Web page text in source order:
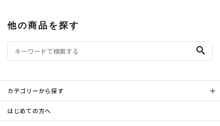
他の商品を探す
search
カテゴリーから探す
はじめての方へ